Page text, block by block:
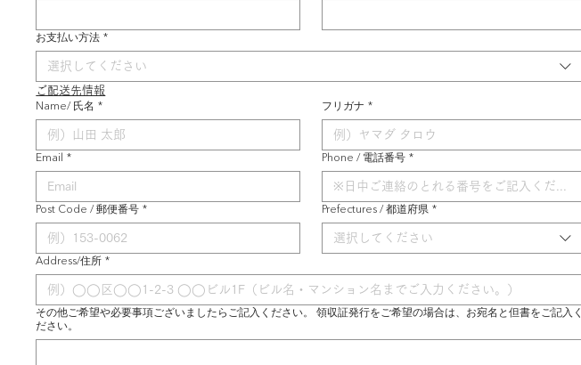
お支払い方法 *
選択してください
ご配送先情報
Name/ 氏名 * フリガナ *
Email * Phone / 電話番号 *
Post Code / 郵便番号 * Prefectures / 都道府県 *
選択してください
Address/住所 *
その他ご希望や必要事項ございましたらご記入ください。 領収証発行をご希望の場合は、お宛名と但書をご記入く
ださい。